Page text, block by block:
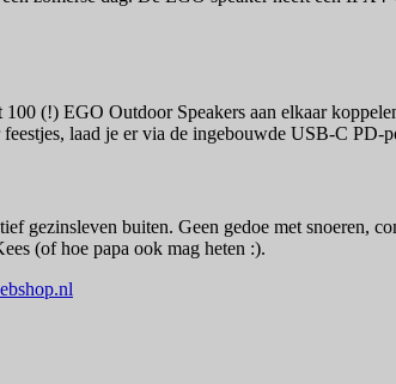
(!) EGO Outdoor Speakers aan elkaar
laad je er via de ingebouwde USB-C
gezinsleven buiten. Geen gedoe met snoeren,
(of hoe papa ook mag heten :).